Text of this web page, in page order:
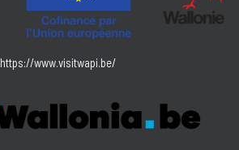
https://www.visitwapi.be/